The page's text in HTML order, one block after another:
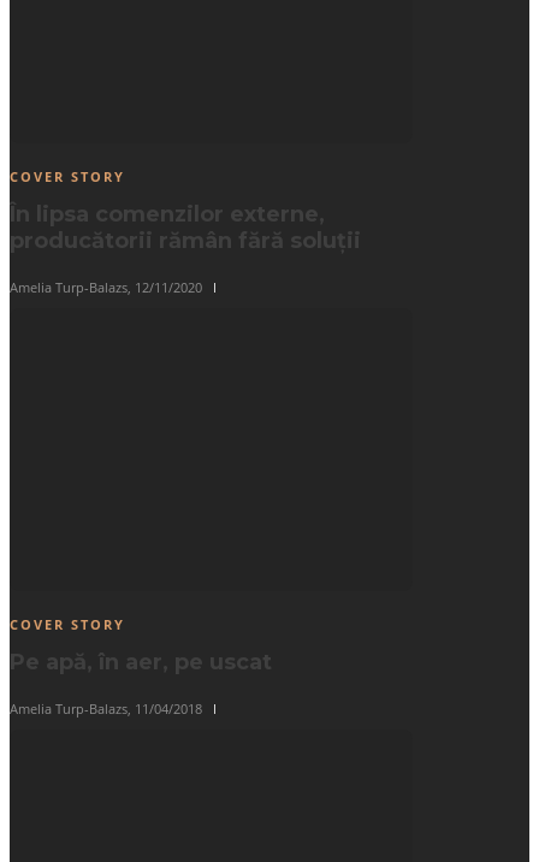
COVER STORY
În lipsa comenzilor externe,
producătorii rămân fără soluții
Amelia Turp-Balazs, 12/11/2020
COVER STORY
Pe apă, în aer, pe uscat
Amelia Turp-Balazs 11/04/2018